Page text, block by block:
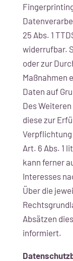
25 Abs. 1
widerrufbar.
oder zur
Maßnahmen
Daten auf
Des
diese zur
Verpflichtung
Art. 6 Abs. 1
kann ferner
Interesses
Über die
Absätzen
informiert.